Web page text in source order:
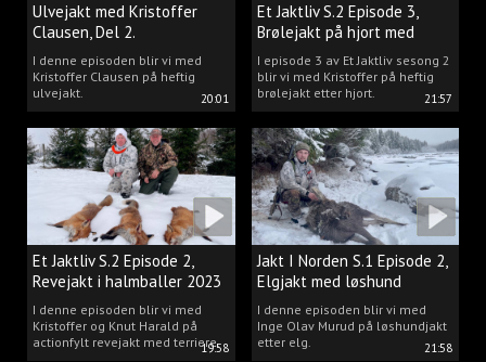
20:01
Ulvejakt med Kristoffer
Clausen, Del 2.
I denne episoden blir vi med
Kristoffer Clausen på heftig
ulvejakt.
21:57
Et Jaktliv S.2 Episode 3,
Brølejakt på hjort med
Kristoffer Clausen
I episode 3 av Et Jaktliv sesong 2
blir vi med Kristoffer på heftig
brølejakt etter hjort.
19:58
Et Jaktliv S.2 Episode 2,
Revejakt i halmballer 2023
I denne episoden blir vi med
Kristoffer og Knut Harald på
actionfylt revejakt med terriere.
21:58
Jakt I Norden S.1 Episode 2,
Elgjakt med løshund
I denne episoden blir vi med
Inge Olav Murud på løshundjakt
etter elg.